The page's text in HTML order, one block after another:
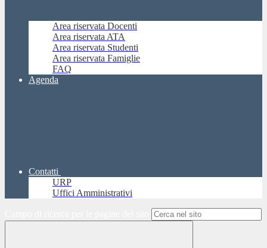
Area riservata Docenti
Area riservata ATA
Area riservata Studenti
Area riservata Famiglie
FAQ
Agenda
Contatti
URP
Uffici Amministrativi